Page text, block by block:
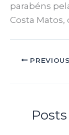
parabéns
Costa Matos,
PREVIOUS